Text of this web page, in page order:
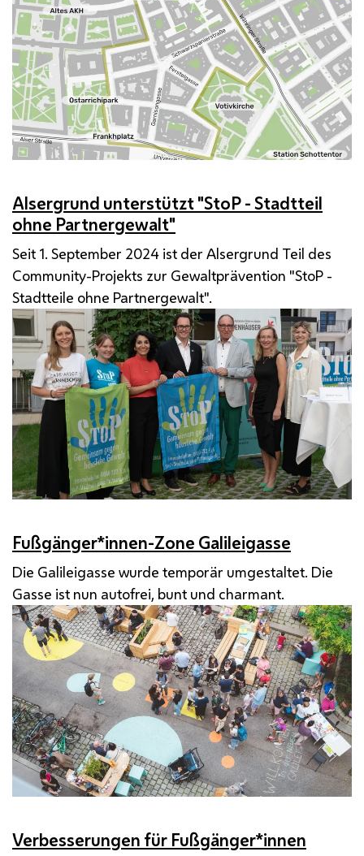
Alsergrund unterstützt "StoP - Stadtteil
ohne Partnergewalt"
Seit 1. September 2024 ist der Alsergrund Teil des
Community-Projekts zur Gewaltprävention "StoP -
Stadtteile ohne Partnergewalt".
Fußgänger*innen-Zone Galileigasse
Die Galileigasse wurde temporär umgestaltet. Die
Gasse ist nun autofrei, bunt und charmant.
Verbesserungen für Fußgänger*innen